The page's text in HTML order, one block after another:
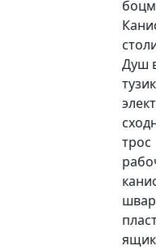
Душ
тузик
трос
ящик